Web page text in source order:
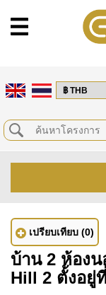
เปรียบเทียบ (0)
บ้าน 2 ห้องน
Hill 2 ตั้งอยู่